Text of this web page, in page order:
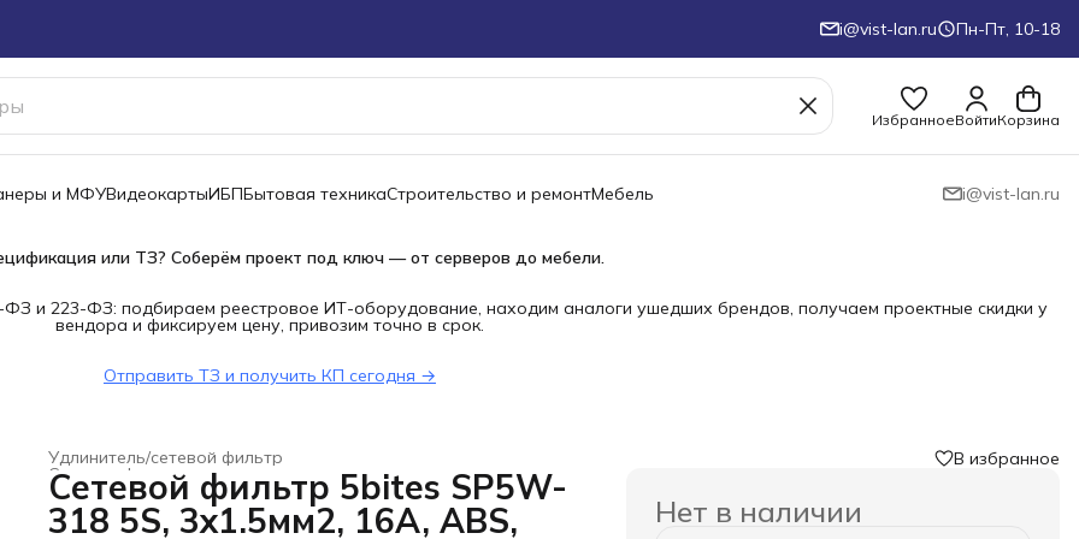
i@vist-lan.ru Пн-Пт, 10-18
ИзбранноеВойтиКорзина
и МФУВидеокартыИБПБытовая техникаСтроительство и ремонтМебель i@vist-lan.ru
или ТЗ? Соберём проект под ключ — от серверов до мебели.
и 223-ФЗ: подбираем реестровое ИТ-оборудование, находим аналоги ушедших брендов, получаем проектные скидки у
вендора и фиксируем цену, привозим точно в срок.
Отправить ТЗ и получить КП сегодня →
Удлинитель/сетевой фильтр
Сетевые фильтры, разветвители и удлинители
Электроника ›
Главная ›
Сетевой фильтр 5bites SP5W-
318 5S, 3x1.5мм2, 16A, ABS,
В избранное
Нет в наличии